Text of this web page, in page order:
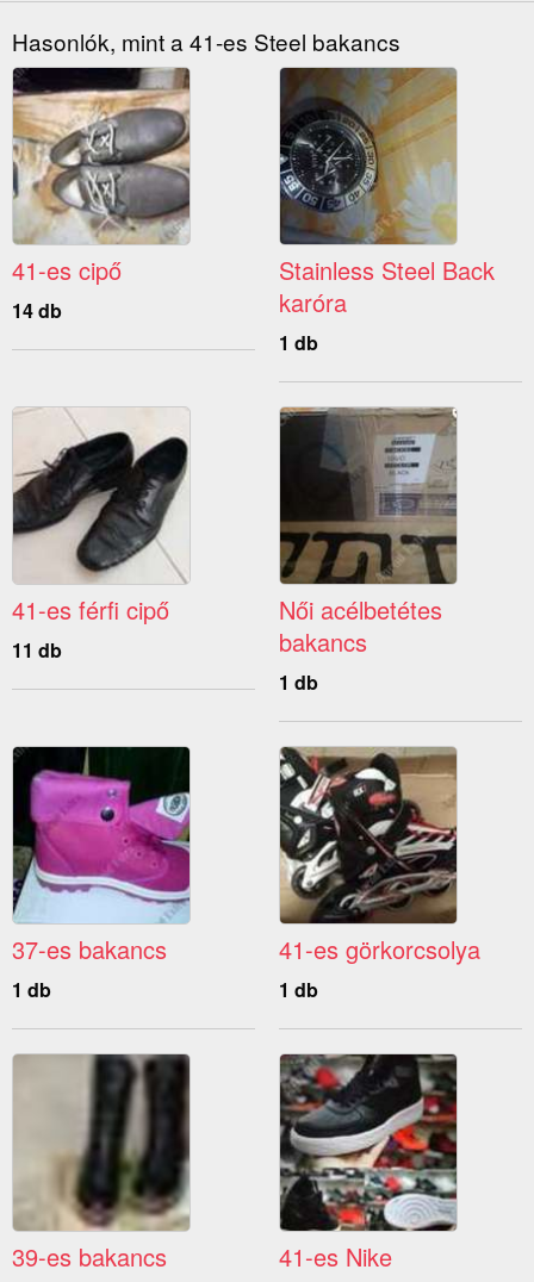
Hasonlók, mint a 41-es Steel bakancs
41-es cipő
14 db
Stainless Steel Back
karóra
1 db
41-es férfi cipő
11 db
Női acélbetétes
bakancs
1 db
37-es bakancs
1 db
41-es görkorcsolya
1 db
39-es bakancs 41-es Nike